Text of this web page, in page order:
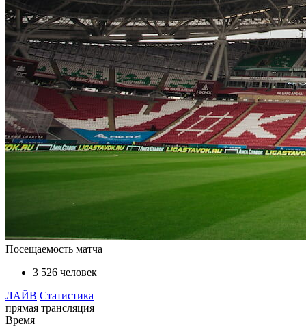
Посещаемость матча
3 526 человек
ЛАЙВ Статистика
прямая трансляция
Время